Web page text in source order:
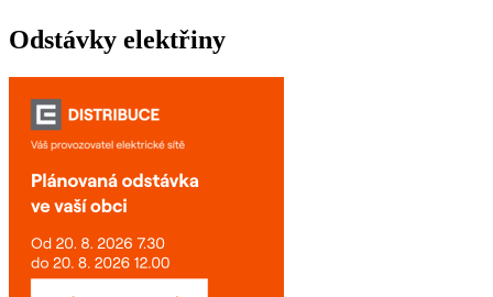
Odstávky elektřiny